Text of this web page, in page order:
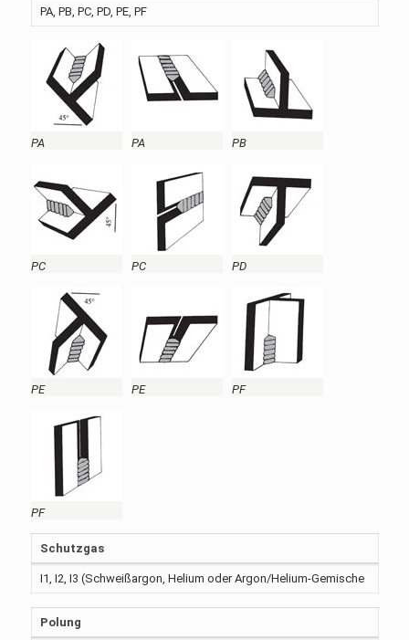
PA, PB, PC, PD, PE, PF
PA PA PB
PC PC PD
PE PE PF
PF
Schutzgas
I1, I2, I3 (Schweißargon, Helium oder Argon/Helium-Gemische
Polung